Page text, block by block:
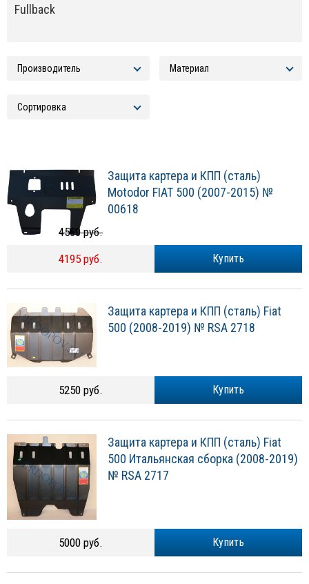
Fullback
Защита картера и КПП (сталь)
Motodor FIAT 500 (2007-2015) №
00618
Купить
4560 руб.
4195 руб.
Защита картера и КПП (сталь) Fiat
500 (2008-2019) № RSA 2718
Купить
5250 руб.
Защита картера и КПП (сталь) Fiat
500 Итальянская сборка (2008-2019)
№ RSA 2717
Купить
5000 руб.